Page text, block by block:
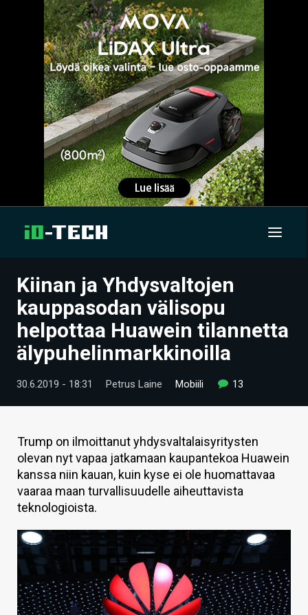
UUTISET
ARTIKKELIT
VIDEOT
TECHBBS
HINTA.FI
KAUPPA
VAIHDA TEEMA
HAKU
Kiinan ja Yhdysvaltojen
kauppasodan välisopu
helpottaa Huawein tilannetta
älypuhelinmarkkinoilla
30.6.2019 - 18:31 Petrus Laine Mobiili 13
Trump on ilmoittanut yhdysvaltalaisyritysten
olevan nyt vapaa jatkamaan kaupantekoa Huawein
kanssa niin kauan, kuin kyse ei ole huomattavaa
vaaraa maan turvallisuudelle aiheuttavista
teknologioista.